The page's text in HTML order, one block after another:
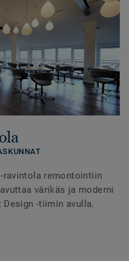
ravintola remontointiin
värikäs ja moderni
-tiimin avulla.